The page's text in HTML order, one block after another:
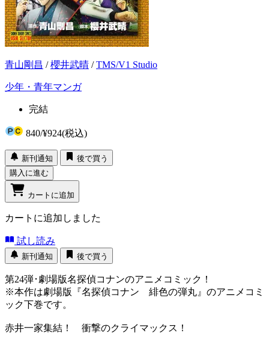
青山剛昌 /櫻井武晴 /TMS/V1 Studio
少年・青年マンガ
完結
840/¥924(税込)
新刊通知
後で買う
購入に進む
カートに追加
カートに追加しました
試し読み
新刊通知 後で買う
第24弾･劇場版名探偵コナンのアニメコミック！
※本作は劇場版『名探偵コナン 緋色の弾丸』のアニメコミ
ック下巻です。
赤井一家集結！ 衝撃のクライマックス！